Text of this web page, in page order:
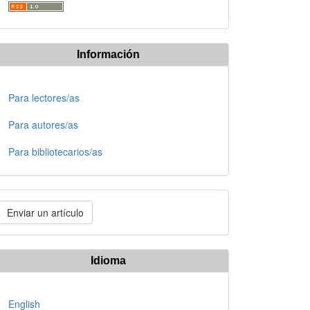
Información
Para lectores/as
Para autores/as
Para bibliotecarios/as
Enviar un artículo
Idioma
English